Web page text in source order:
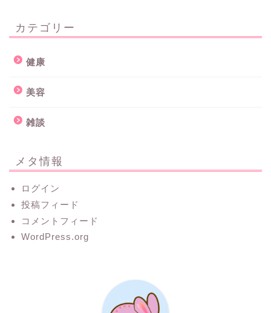
カテゴリー
健康
美容
雑談
メタ情報
ログイン
投稿フィード
コメントフィード
WordPress.org